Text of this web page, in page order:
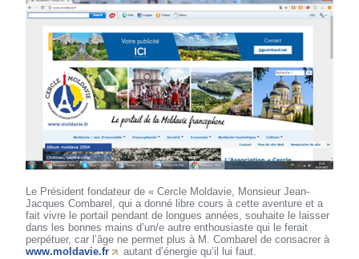
Le Président fondateur de « Cercle Moldavie, Monsieur Jean-
Jacques Combarel, qui a donné libre cours à cette aventure et a
fait vivre le portail pendant de longues années, souhaite le laisser
dans les bonnes mains d’un/e autre enthousiaste qui le ferait
perpétuer, car l’âge ne permet plus à M. Combarel de consacrer à
www.moldavie.fr
autant d’énergie qu’il lui faut.